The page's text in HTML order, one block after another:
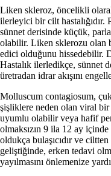
Liken skleroz, öncelikli
ilerleyici bir cilt hastalığıdır.
sünnet derisinde küçük,
olabilir. Liken sklerozu olan
edici olduğunu hissedebilir.
Hastalık ilerledikçe, sünnet
üretradan idrar akışını
Molluscum contagiosum,
şişliklere neden olan viral
uyumlu olabilir veya hafif
olmaksızın 9 ila 12 ay
oldukça bulaşıcıdır ve
geliştiğinde, erken tedavi
yayılmasını önlemenize